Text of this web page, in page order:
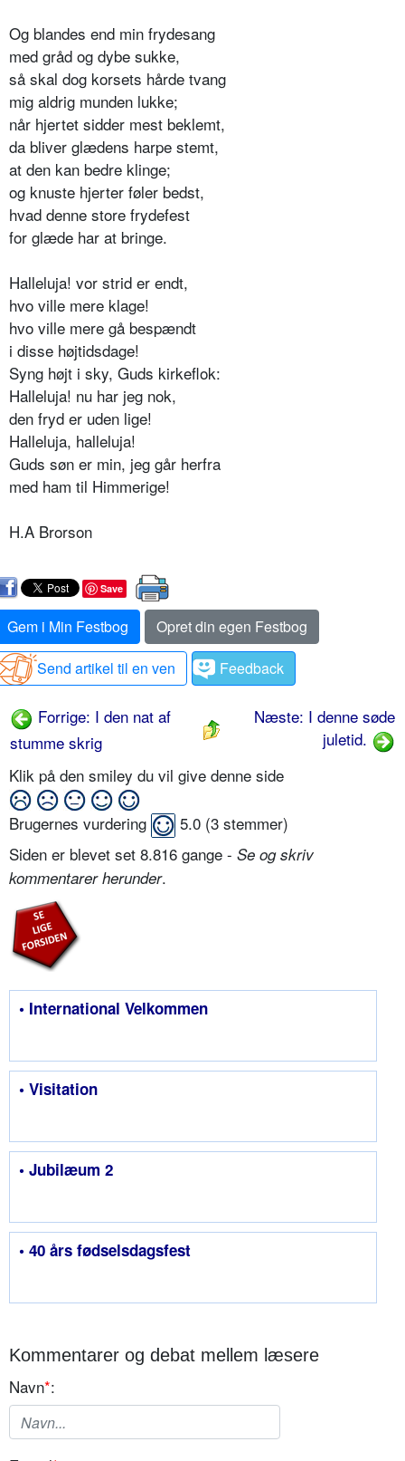
Og blandes end min frydesang
med gråd og dybe sukke,
så skal dog korsets hårde tvang
mig aldrig munden lukke;
når hjertet sidder mest beklemt,
da bliver glædens harpe stemt,
at den kan bedre klinge;
og knuste hjerter føler bedst,
hvad denne store frydefest
for glæde har at bringe.
Halleluja! vor strid er endt,
hvo ville mere klage!
hvo ville mere gå bespændt
i disse højtidsdage!
Syng højt i sky, Guds kirkeflok:
Halleluja! nu har jeg nok,
den fryd er uden lige!
Halleluja, halleluja!
Guds søn er min, jeg går herfra
med ham til Himmerige!
H.A Brorson
Save
Gem i Min Festbog
Opret din egen Festbog
Send artikel til en ven
Feedback
Forrige: I den nat af
stumme skrig
Næste: I denne søde
juletid.
Klik på den smiley du vil give denne side
Brugernes vurdering 5.0 (3 stemmer)
Siden er blevet set 8.816 gange - Se og skriv
kommentarer herunder.
• International Velkommen
• Visitation
• Jubilæum 2
• 40 års fødselsdagsfest
Kommentarer og debat mellem læsere
Navn*: